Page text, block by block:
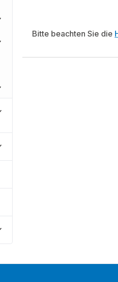
Bitte beachten Sie die